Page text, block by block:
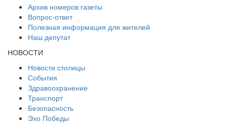
Архив номеров газеты
Вопрос-ответ
Полезная информация для жителей
Наш депутат
НОВОСТИ
Новости столицы
События
Здравоохранение
Транспорт
Безопасность
Эхо Победы